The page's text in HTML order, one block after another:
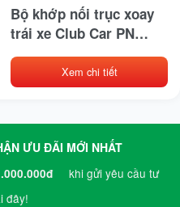
Bộ khớp nối trục xoay
trái xe Club Car PN
102287901
Xem chi tiết
ƯU ĐÃI MỚI NHẤT
khi gửi yêu cầu tư
đây!